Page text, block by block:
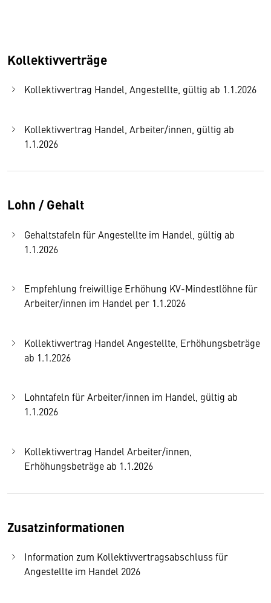
Kollektivverträge
Kollektivvertrag Handel, Angestellte, gültig ab 1.1.2026
Kollektivvertrag Handel, Arbeiter/innen, gültig ab
1.1.2026
Lohn / Gehalt
Gehaltstafeln für Angestellte im Handel, gültig ab
1.1.2026
Empfehlung freiwillige Erhöhung KV-Mindestlöhne für
Arbeiter/innen im Handel per 1.1.2026
Kollektivvertrag Handel Angestellte, Erhöhungsbeträge
ab 1.1.2026
Lohntafeln für Arbeiter/innen im Handel, gültig ab
1.1.2026
Kollektivvertrag Handel Arbeiter/innen,
Erhöhungsbeträge ab 1.1.2026
Zusatzinformationen
Information zum Kollektivvertragsabschluss für
Angestellte im Handel 2026